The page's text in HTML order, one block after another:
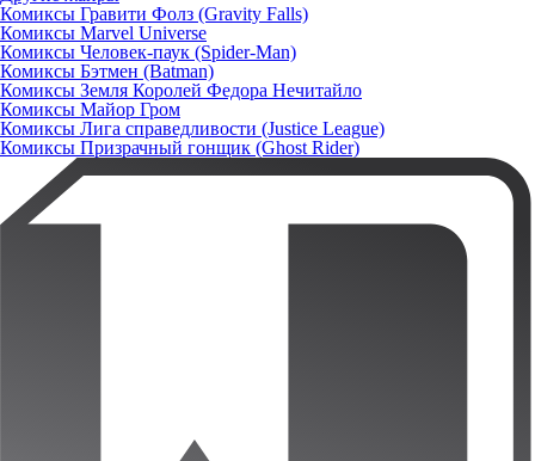
Комиксы Гравити Фолз (Gravity Falls)
Комиксы Marvel Universe
Комиксы Человек-паук (Spider-Man)
Комиксы Бэтмен (Batman)
Комиксы Земля Королей Федора Нечитайло
Комиксы Майор Гром
Комиксы Лига справедливости (Justice League)
Комиксы Призрачный гонщик (Ghost Rider)